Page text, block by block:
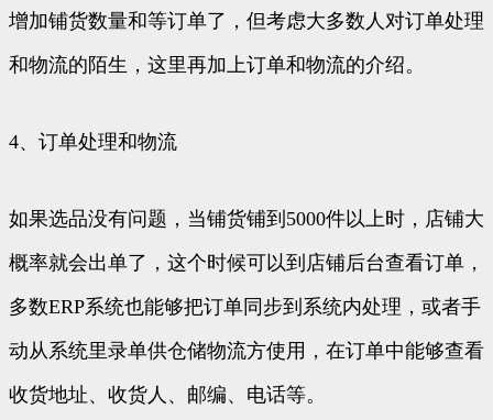
增加铺货数量和等订单了，但考虑大多数人对订单处理
和物流的陌生，这里再加上订单和物流的介绍。
4、订单处理和物流
如果选品没有问题，当铺货铺到5000件以上时，店铺大
概率就会出单了，这个时候可以到店铺后台查看订单，
多数ERP系统也能够把订单同步到系统内处理，或者手
动从系统里录单供仓储物流方使用，在订单中能够查看
收货地址、收货人、邮编、电话等。